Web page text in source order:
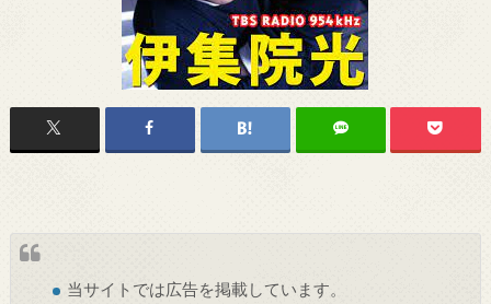
当サイトでは広告を掲載しています。